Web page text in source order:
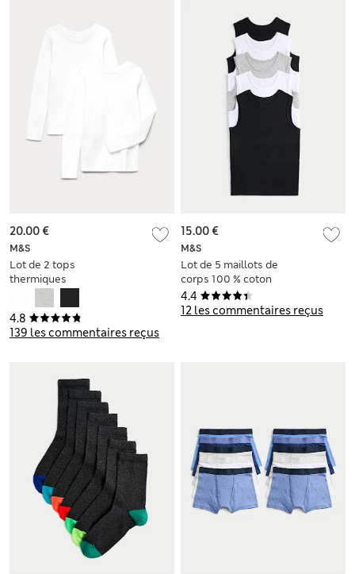
4.8
139 les commentaires reçus
M&S
Lot de 2 tops
thermiques
Heatgen™ (du 2 au
14 ans)
20.00 €
4.4
12 les commentaires reçus
M&S
Lot de 5 maillots de
corps 100 % coton
(du 2 au 14 ans)
15.00 €